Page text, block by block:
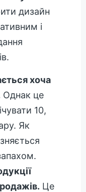
дизайн
і
хоча
Однак це
10,
Як
Це